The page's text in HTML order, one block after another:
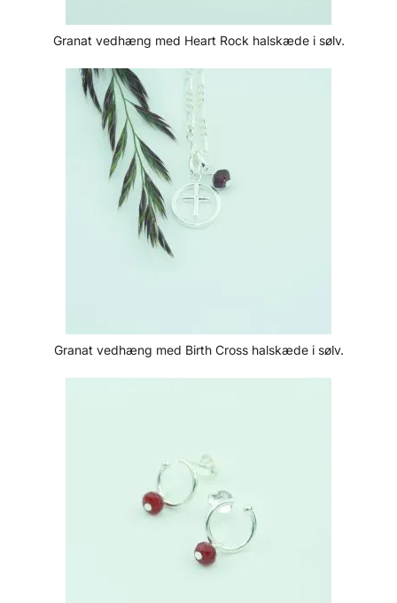
Granat vedhæng med Heart Rock halskæde i sølv.
Granat vedhæng med Birth Cross halskæde i sølv.